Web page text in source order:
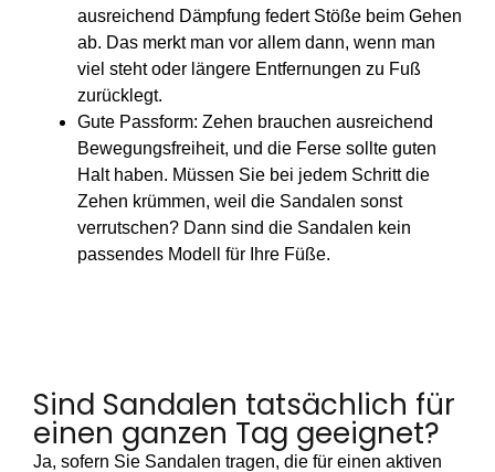
ausreichend Dämpfung federt Stöße beim Gehen
ab. Das merkt man vor allem dann, wenn man
viel steht oder längere Entfernungen zu Fuß
zurücklegt.
Gute Passform: Zehen brauchen ausreichend
Bewegungsfreiheit, und die Ferse sollte guten
Halt haben. Müssen Sie bei jedem Schritt die
Zehen krümmen, weil die Sandalen sonst
verrutschen? Dann sind die Sandalen kein
passendes Modell für Ihre Füße.
Sind Sandalen tatsächlich für
einen ganzen Tag geeignet?
Ja, sofern Sie Sandalen tragen, die für einen aktiven